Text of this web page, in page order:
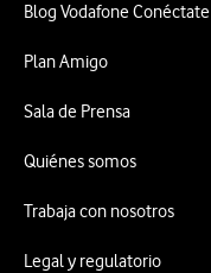
Blog Vodafone Conéctate
Plan Amigo
Sala de Prensa
Quiénes somos
Trabaja con nosotros
Legal y regulatorio